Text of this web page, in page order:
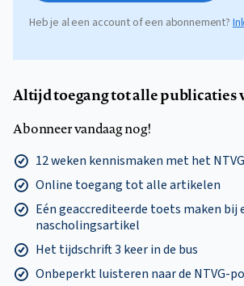
Heb je al een account of een abonnement?
Altijd toegang tot alle publicaties
Abonneer vandaag nog!
12 weken kennismaken met het NTVG
Online toegang tot alle artikelen
Eén geaccrediteerde toets maken bij
nascholingsartikel
Het tijdschrift 3 keer in de bus
Onbeperkt luisteren naar de NTVG-